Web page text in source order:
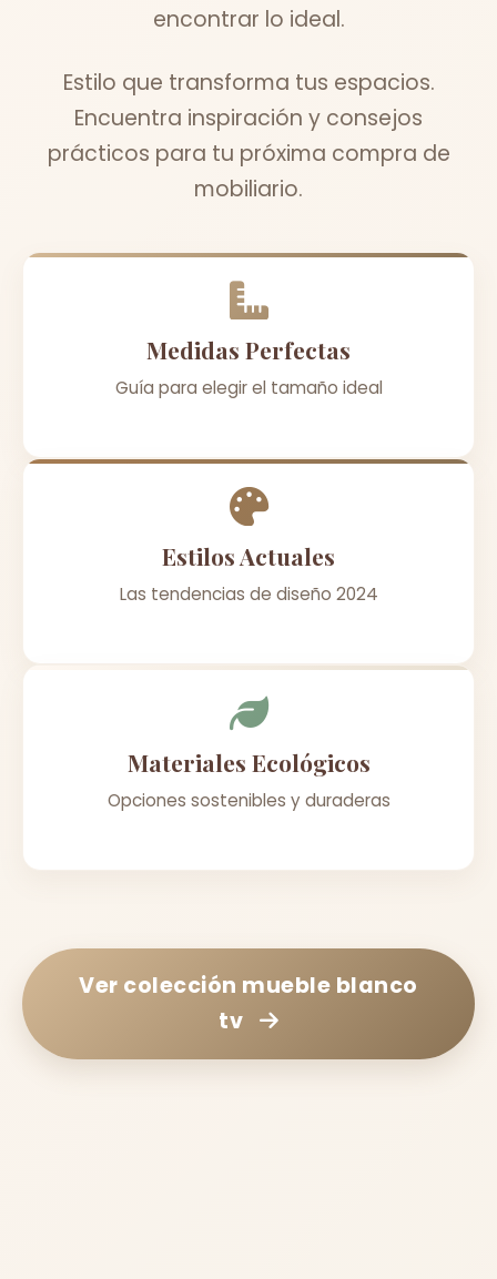
encontrar lo ideal.
Estilo que transforma tus espacios.
Encuentra inspiración y consejos
prácticos para tu próxima compra de
mobiliario.
Medidas Perfectas
Guía para elegir el tamaño ideal
Estilos Actuales
Las tendencias de diseño 2024
Materiales Ecológicos
Opciones sostenibles y duraderas
Ver colección mueble blanco
tv